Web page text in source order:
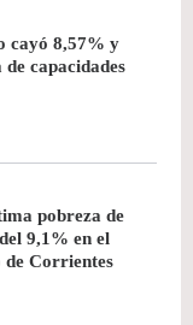
cayó 8,57% y
capacidades
pobreza de
9,1% en el
de Corrientes